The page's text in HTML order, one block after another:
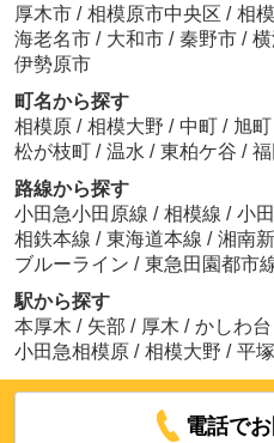
厚木市 / 相模原市中央区 / 相
海老名市 / 大和市 / 秦野市 /
伊勢原市
町名から探す
相模原 / 相模大野 / 中町 / 旭町
松が枝町 / 温水 / 東柏ケ谷 / 福
路線から探す
小田急小田原線 / 相模線 / 小
相鉄本線 / 東海道本線 / 湘南
ブルーライン / 東急田園都市
駅から探す
本厚木 / 矢部 / 厚木 / かしわ台
小田急相模原 / 相模大野 / 平塚
電話で